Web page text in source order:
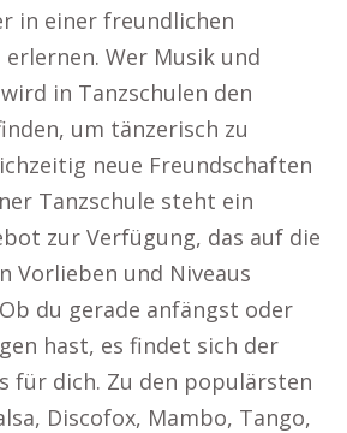
in einer freundlichen
Wer Musik und
in Tanzschulen den
um tänzerisch zu
neue Freundschaften
Tanzschule steht ein
zur Verfügung, das auf die
Vorlieben und Niveaus
du gerade anfängst oder
hast, es findet sich der
für dich. Zu den populärsten
Discofox, Mambo, Tango,